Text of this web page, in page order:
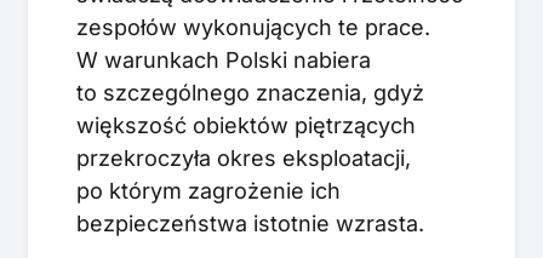
zespołów wykonujących te prace.
W warunkach Polski nabiera
to szczególnego znaczenia, gdyż
większość obiektów piętrzących
przekroczyła okres eksploatacji,
po którym zagrożenie ich
bezpieczeństwa istotnie wzrasta.